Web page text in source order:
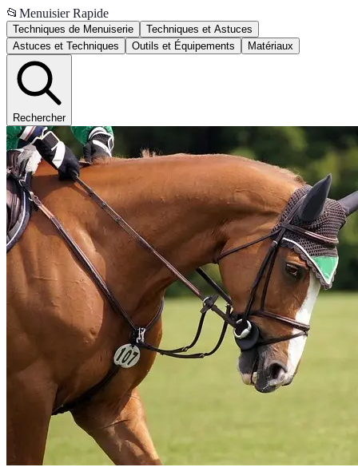
📂 Menuisier Rapide
Techniques de Menuiserie
Techniques et Astuces
Astuces et Techniques
Outils et Équipements Matériaux
Rechercher